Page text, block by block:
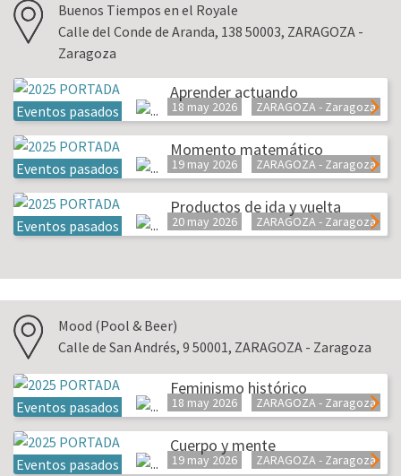
Buenos Tiempos en el Royale
Calle del Conde de Aranda, 138 50003, ZARAGOZA -
Zaragoza
Eventos pasados
Aprender actuando
18 may 2026 ZARAGOZA - Zaragoza
Eventos pasados
Momento matemático
19 may 2026 ZARAGOZA - Zaragoza
Eventos pasados
Productos de ida y vuelta
20 may 2026 ZARAGOZA - Zaragoza
Mood (Pool & Beer)
Calle de San Andrés, 9 50001, ZARAGOZA - Zaragoza
Eventos pasados
Feminismo histórico
18 may 2026 ZARAGOZA - Zaragoza
Eventos pasados
Cuerpo y mente
19 may 2026 ZARAGOZA - Zaragoza